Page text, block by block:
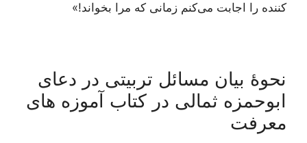
کننده را اجابت می‌کنم زمانی که مرا بخواند!»
نحوۀ بیان مسائل تربیتی در دعای
ابوحمزه ثمالی در کتاب آموزه های
معرفت